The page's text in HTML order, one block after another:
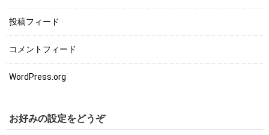
投稿フィード
コメントフィード
WordPress.org
お好みの設定をどうぞ